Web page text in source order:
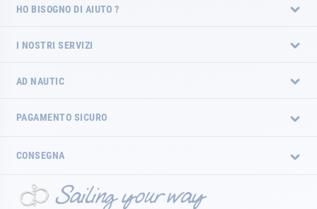
HO BISOGNO DI AIUTO ?
I NOSTRI SERVIZI
AD NAUTIC
PAGAMENTO SICURO
CONSEGNA